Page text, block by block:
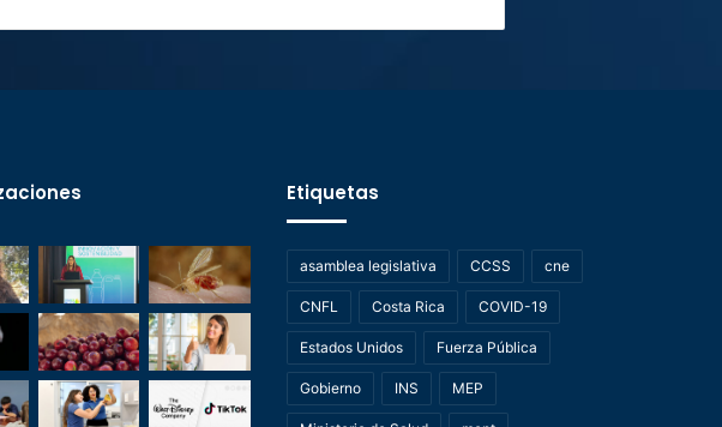
Etiquetas
asamblea legislativa CCSS cne
CNFL Costa Rica COVID-19
Estados Unidos Fuerza Pública
Gobierno INS MEP